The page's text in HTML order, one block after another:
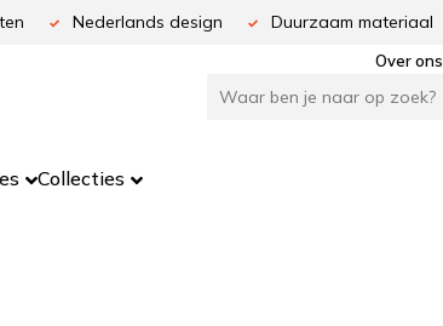
Nederlands design Duurzaam materiaal
Over ons
Collecties